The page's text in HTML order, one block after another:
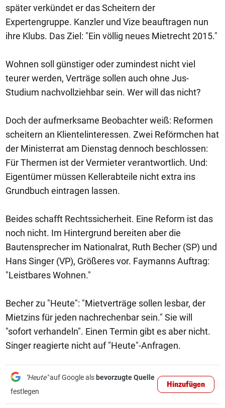
später verkündet er das Scheitern der
Expertengruppe. Kanzler und Vize beauftragen nun
ihre Klubs. Das Ziel: "Ein völlig neues Mietrecht 2015."
Wohnen soll günstiger oder zumindest nicht viel
teurer werden, Verträge sollen auch ohne Jus-
Studium nachvollziehbar sein. Wer will das nicht?
Doch der aufmerksame Beobachter weiß: Reformen
scheitern an Klientelinteressen. Zwei Reförmchen hat
der Ministerrat am Dienstag dennoch beschlossen:
Für Thermen ist der Vermieter verantwortlich. Und:
Eigentümer müssen Kellerabteile nicht extra ins
Grundbuch eintragen lassen.
Beides schafft Rechtssicherheit. Eine Reform ist das
noch nicht. Im Hintergrund bereiten aber die
Bautensprecher im Nationalrat, Ruth Becher (SP) und
Hans Singer (VP), Größeres vor. Faymanns Auftrag:
"Leistbares Wohnen."
Becher zu "Heute": "Mietverträge sollen lesbar, der
Mietzins für jeden nachrechenbar sein." Sie will
"sofort verhandeln". Einen Termin gibt es aber nicht.
Singer reagierte nicht auf "Heute"-Anfragen.
"Heute"auf Google als bevorzugte Quelle
festlegen
Hinzufügen